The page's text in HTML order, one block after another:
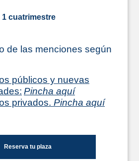
cuatrimestre
de las menciones según
públicos y nuevas
Pincha aquí
privados. Pincha aquí
Reserva tu plaza